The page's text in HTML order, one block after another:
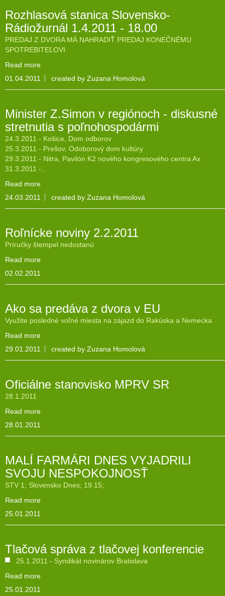
Rozhlasová stanica Slovensko-
Rádiožurnál 1.4.2011 - 18.00
PREDAJ Z DVORA MÁ NAHRADIŤ PREDAJ KONEČNÉMU
SPOTREBITEĽOVI
Read more
01.04.2011
created by Zuzana Homolová
Minister Z.Simon v regiónoch - diskusné
stretnutia s poľnohospodármi
24.3.2011 - Košice, Dom odborov
25.3.2011 - Prešov, Odoborový dom kultúry
29.3.2011 - Nitra, Pavilón K2 nového kongresového centra Ax
31.3.2011 -...
Read more
24.03.2011
created by Zuzana Homolová
Roľnícke noviny 2.2.2011
Príručky štempel nedostanú
Read more
02.02.2011
Ako sa predáva z dvora v EU
Využite posledné voľné miesta na zájazd do Rakúska a Nemecka
Read more
29.01.2011
created by Zuzana Homolová
Oficiálne stanovisko MPRV SR
28.1.2011
Read more
28.01.2011
MALÍ FARMÁRI DNES VYJADRILI
SVOJU NESPOKOJNOSŤ
STV 1; Slovensko Dnes; 19.15;
Read more
25.01.2011
Tlačová správa z tlačovej konferencie
25.1.2011 - Syndikát novinárov Bratislava
Read more
25.01.2011